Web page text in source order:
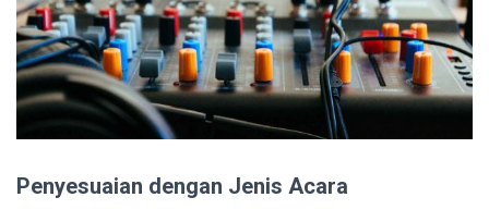
Penyesuaian dengan Jenis Acara